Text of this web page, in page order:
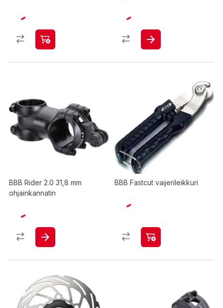
BBB Rider 2.0 31,8 mm
ohjainkannatin
BBB Fastcut vaijerileikkuri